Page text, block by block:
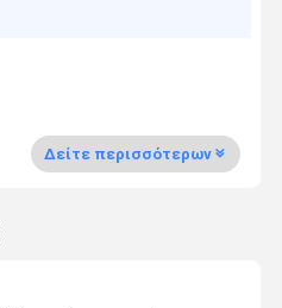
Δείτε περισσότερων